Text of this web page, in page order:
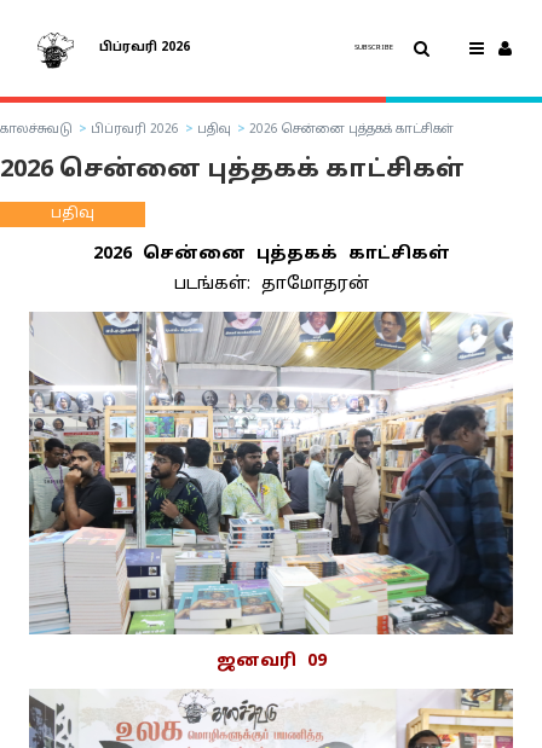
பிப்ரவரி 2026 SUBSCRIBE
காலச்சுவடு பிப்ரவரி 2026 பதிவு 2026 சென்னை புத்தகக் காட்சிகள்
2026 சென்னை புத்தகக் காட்சிகள்
பதிவு
2026 சென்னை புத்தகக் காட்சிகள்
படங்கள்: தாமோதரன்
ஜனவரி 09